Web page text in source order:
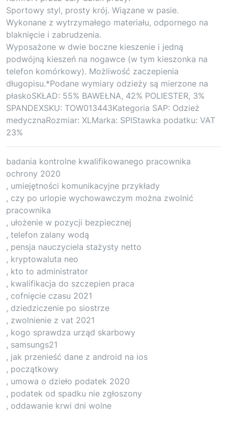
Sportowy styl, prosty krój. Wiązane w pasie.
Wykonane z wytrzymałego materiału, odpornego na
blaknięcie i zabrudzenia.
Wyposażone w dwie boczne kieszenie i jedną
podwójną kieszeń na nogawce (w tym kieszonka na
telefon komórkowy). Możliwość zaczepienia
długopisu.*Podane wymiary odzieży są mierzone na
płaskoSKŁAD: 55% BAWEŁNA, 42% POLIESTER, 3%
SPANDEXSKU: TOW013443Kategoria SAP: Odzież
medycznaRozmiar: XLMarka: SPIStawka podatku: VAT
23%
badania kontrolne kwalifikowanego pracownika
ochrony 2020
, umiejętności komunikacyjne przykłady
, czy po urlopie wychowawczym można zwolnić
pracownika
, ułożenie w pozycji bezpiecznej
, telefon zalany wodą
, pensja nauczyciela stażysty netto
, kryptowaluta neo
, kto to administrator
, kwalifikacja do szczepien praca
, cofnięcie czasu 2021
, dziedziczenie po siostrze
, zwolnienie z vat 2021
, kogo sprawdza urząd skarbowy
, samsungs21
, jak przenieść dane z android na ios
, początkowy
, umowa o dzieło podatek 2020
, podatek od spadku nie zgłoszony
, oddawanie krwi dni wolne